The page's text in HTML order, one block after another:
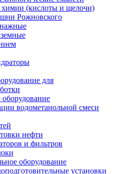
химии (кислоты и щелочи)
Рожновского
для
водометанольной смеси
нефти
и фильтров
оборудование
установки